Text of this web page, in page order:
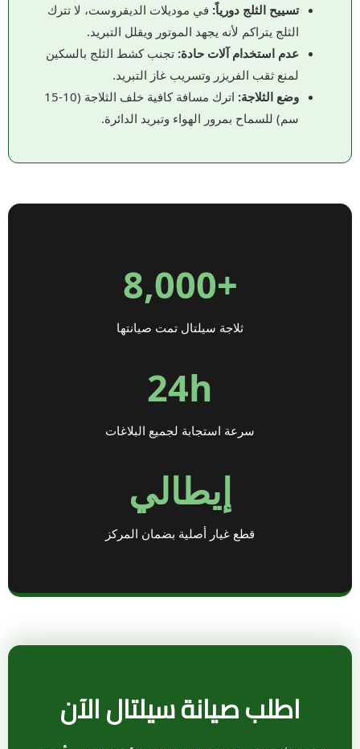
تسييح الثلج دورياً: في موديلات الديفروست، لا تترك
الثلج يتراكم لأنه يجهد الموتور ويقلل التبريد.
عدم استخدام آلات حادة: تجنب كشط الثلج بالسكين
لمنع ثقب الفريزر وتسريب غاز التبريد.
وضع الثلاجة:
اترك مسافة كافية خلف الثلاجة (10-15
سم) للسماح بمرور الهواء وتبريد الدائرة.
+8,000
ثلاجة سيلتال تمت صيانتها
24h
سرعة استجابة لجميع البلاغات
إيطالي
قطع غيار أصلية بضمان المركز
اطلب صيانة سيلتال الآن